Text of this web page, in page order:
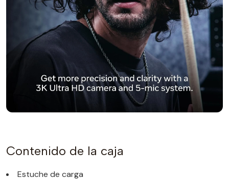
Contenido de la caja
Estuche de carga